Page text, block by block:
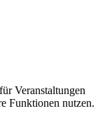
Veranstaltungen
Funktionen nutzen.